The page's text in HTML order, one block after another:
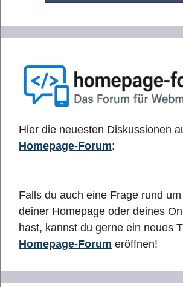
Hier die neuesten Diskussionen
Homepage-Forum:
Falls du auch eine Frage rund
deiner Homepage oder deines
hast, kannst du gerne ein neues
Homepage-Forum eröffnen!